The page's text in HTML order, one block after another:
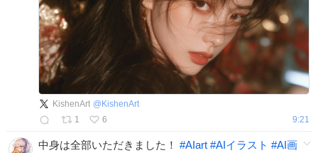
KishenArt @ KishenArt
1
6 9:21
中身は全部いただきました！ #AIart #AIイラスト #AI画